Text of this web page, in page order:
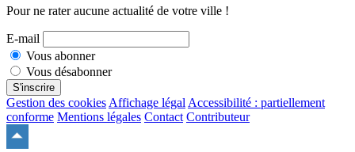
Pour ne rater aucune actualité de votre ville !
E-mail
Vous abonner
Vous désabonner
S'inscrire
Gestion des cookies Affichage légal Accessibilité : partiellement
conforme Mentions légales Contact Contributeur